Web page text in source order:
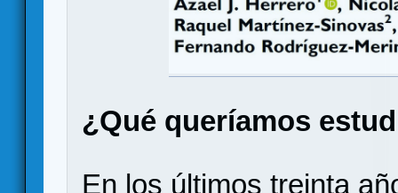
¿Qué queríamos
En los últimos treinta